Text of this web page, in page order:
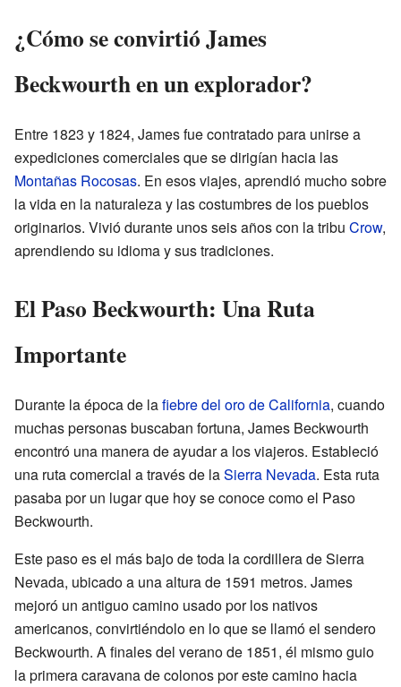
¿Cómo se convirtió James
Beckwourth en un explorador?
Entre 1823 y 1824, James fue contratado para unirse a
expediciones comerciales que se dirigían hacia las
Montañas Rocosas. En esos viajes, aprendió mucho sobre
la vida en la naturaleza y las costumbres de los pueblos
originarios. Vivió durante unos seis años con la tribu Crow,
aprendiendo su idioma y sus tradiciones.
El Paso Beckwourth: Una Ruta
Importante
Durante la época de lafiebre del oro de California, cuando
muchas personas buscaban fortuna, James Beckwourth
encontró una manera de ayudar a los viajeros. Estableció
una ruta comercial a través de laSierra Nevada. Esta ruta
pasaba por un lugar que hoy se conoce como el Paso
Beckwourth.
Este paso es el más bajo de toda la cordillera de Sierra
Nevada, ubicado a una altura de 1591 metros. James
mejoró un antiguo camino usado por los nativos
americanos, convirtiéndolo en lo que se llamó el sendero
Beckwourth. A finales del verano de 1851, él mismo guio
la primera caravana de colonos por este camino hacia